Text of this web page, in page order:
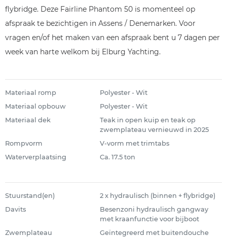
flybridge. Deze Fairline Phantom 50 is momenteel op
afspraak te bezichtigen in Assens / Denemarken. Voor
vragen en/of het maken van een afspraak bent u 7 dagen per
week van harte welkom bij Elburg Yachting.
Materiaal romp
Polyester - Wit
Materiaal opbouw
Polyester - Wit
Materiaal dek
Teak in open kuip en teak op
zwemplateau vernieuwd in 2025
Rompvorm
V-vorm met trimtabs
Waterverplaatsing
Ca. 17.5 ton
Stuurstand(en)
2 x hydraulisch (binnen + flybridge)
Davits
Besenzoni hydraulisch gangway
met kraanfunctie voor bijboot
Zwemplateau
Geïntegreerd met buitendouche